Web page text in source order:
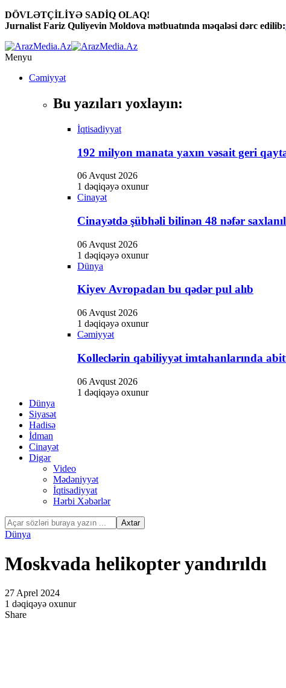
DÖVLƏTÇİLİYƏ SADİQ OLAQ!
Jurnalist Fariz Quliyevin Moldova mətbuatında məqaləsi dərc edilib:
Menyu
Cəmiyyət
Bu yazıları yoxlayın:
İqtisadiyyat
192 milyon manata yaxın vəsait geri
06 Avqust 2026
1 dəqiqəyə oxunur
Cinayət
Cinayətdə şübhəli bilinən 48 nəfər
06 Avqust 2026
1 dəqiqəyə oxunur
Dünya
Kiyev Avropadan bu qədər pul alıb
06 Avqust 2026
1 dəqiqəyə oxunur
Cəmiyyət
Kolleclərin qabiliyyət imtahanlarında
06 Avqust 2026
1 dəqiqəyə oxunur
Dünya
Siyasət
Hadisə
İdman
Cinayət
Digər
Video
Mədəniyyət
İqtisadiyyat
Hərbi Xəbərlər
Dünya
Moskvada helikopter yandırıldı
27 Aprel 2024
1 dəqiqəyə oxunur
Share